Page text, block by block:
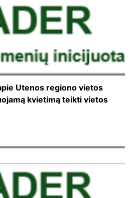
Utenos regiono vietos
kvietimą teikti vietos